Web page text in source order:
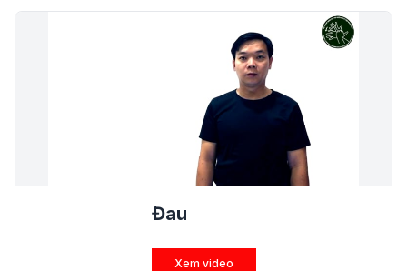
Đau
Xem video